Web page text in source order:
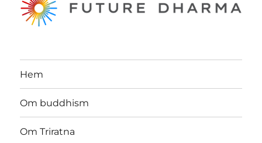
Hem
Om buddhism
Om Triratna